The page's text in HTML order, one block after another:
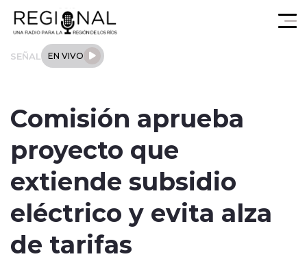
SEÑAL EN VIVO
Regional
Tendencias
Internacional
Comisión aprueba
proyecto que
extiende subsidio
eléctrico y evita alza
de tarifas